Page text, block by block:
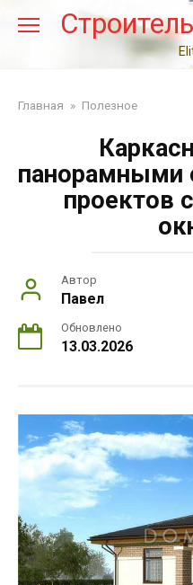
Главная » Полезное
панорамными
проектов
Автор
Павел
Обновлено
13.03.2026